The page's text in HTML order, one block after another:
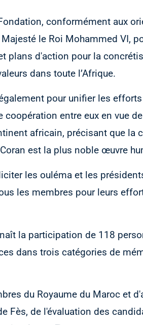
conformément aux
le Roi Mohammed VI,
plans d'action pour la
dans toute l’Afrique.
pour unifier les
entre eux en vue
africain, précisant que la
est la plus noble œuvre
les ouléma et les
les membres pour leurs
la participation de 118
dans trois catégories de
du Royaume du Maroc et
Fès, de l'évaluation des